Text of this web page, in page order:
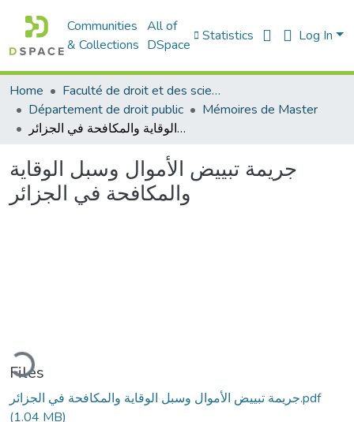
Communities
& Collections
All of
DSpace
Statistics Log In
Home
Faculté de droit et des sciences politiques
Département de droit public
Mémoires de Master
جريمة تبييض الأموال وسبل الوقاية والمكافحة في الجزائر
جريمة تبييض الأموال وسبل الوقاية
والمكافحة في الجزائر
Files
جريمة تبييض الأموال وسبل الوقاية والمكافحة في الجزائر.pdf
(1.04 MB)